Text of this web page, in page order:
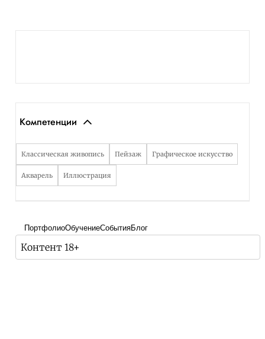
Компетенции
Классическая живопись Пейзаж Графическое искусство
Акварель Иллюстрация
ПортфолиоОбучениеСобытияБлог
Контент 18+